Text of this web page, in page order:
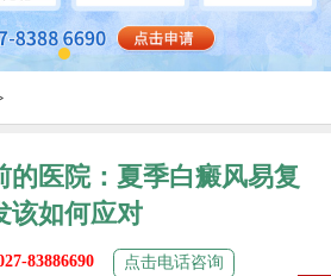
的医院：夏季白癜风易复
该如何应对
83886690 点击电话咨询